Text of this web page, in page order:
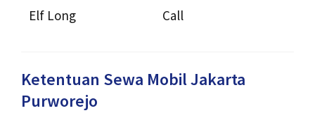
Elf Long Call
Ketentuan Sewa Mobil Jakarta
Purworejo